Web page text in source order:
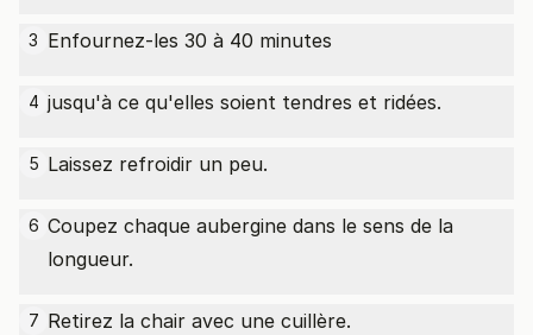
3 Enfournez-les 30 à 40 minutes
4 jusqu'à ce qu'elles soient tendres et ridées.
5 Laissez refroidir un peu.
6 Coupez chaque aubergine dans le sens de la
longueur.
7 Retirez la chair avec une cuillère.